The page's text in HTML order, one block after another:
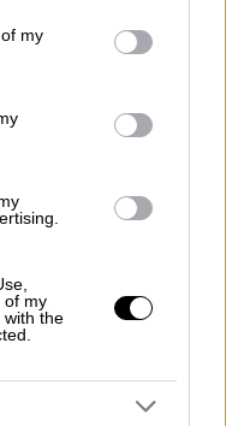
You may click to
third-party tags to
in below Google
my
of my
with the
επιτρέπει
σας να
στους
ένας
ένας
χειρουργός